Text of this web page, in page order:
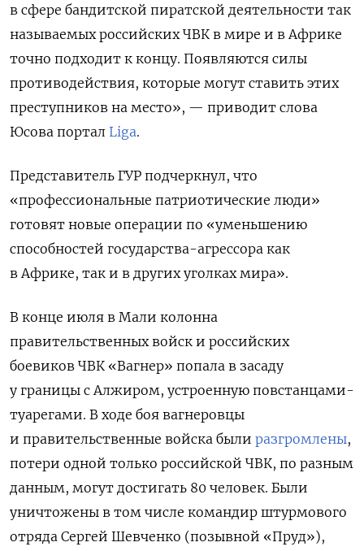
в сфере бандитской пиратской деятельности так
называемых российских ЧВК в мире и в Африке
точно подходит к концу. Появляются силы
противодействия, которые могут ставить этих
преступников на место», — приводит слова
Юсова портал Liga.
Представитель ГУР подчеркнул, что
«профессиональные патриотические люди»
готовят новые операции по «уменьшению
способностей государства-агрессора как
в Африке, так и в других уголках мира».
В конце июля в Мали колонна
правительственных войск и российских
боевиков ЧВК «Вагнер» попала в засаду
у границы с Алжиром, устроенную повстанцами-
туарегами. В ходе боя вагнеровцы
и правительственные войска были разгромлены,
потери одной только российской ЧВК, по разным
данным, могут достигать 80 человек. Были
уничтожены в том числе командир штурмового
отряда Сергей Шевченко (позывной «Пруд»),